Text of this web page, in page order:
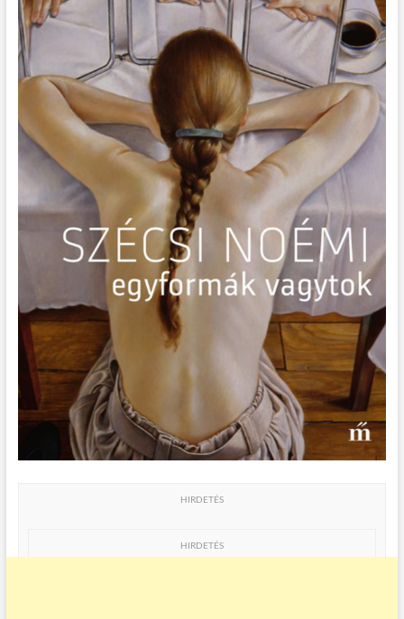
HIRDETÉS
HIRDETÉS